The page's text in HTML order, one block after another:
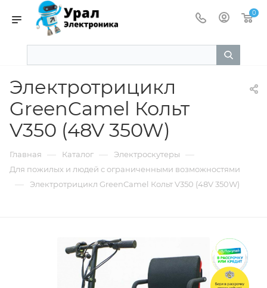
0
Электротрицикл
GreenCamel Кольт
V350 (48V 350W)
Главная — Каталог — Электроскутеры —
Для пожилых и людей с ограниченными возможностями
— Электротрицикл GreenCamel Кольт V350 (48V 350W)